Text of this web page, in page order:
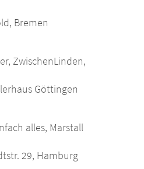
Bremen
ZwischenLinden,
Göttingen
alles, Marstall
29, Hamburg